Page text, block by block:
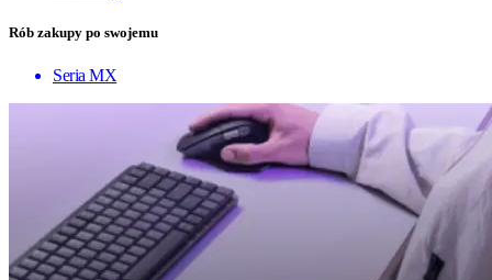
Rób zakupy po swojemu
Seria MX